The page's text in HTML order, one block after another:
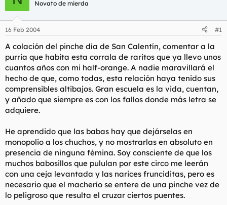
i
a
d
o
d
e
l
t
e
m
a
a
e
i
c
i
o
Novato de mierda
16 Feb 2004 #1
A colación del pinche día de San Calentín, comentar a la
purria que habita esta corrala de raritos que ya llevo unos
cuantos años con mi half-orange. A nadie maravillará el
hecho de que, como todas, esta relación haya tenido sus
comprensibles altibajos. Gran escuela es la vida, cuentan,
y añado que siempre es con los fallos donde más letra se
adquiere.
He aprendido que las babas hay que dejárselas en
monopolio a los chuchos, y no mostrarlas en absoluto en
presencia de ninguna fémina. Soy consciente de que los
muchos babosillos que pululan por este circo me leerán
con una ceja levantada y las narices frunciditas, pero es
necesario que el macherío se entere de una pinche vez de
lo peligroso que resulta el cruzar ciertos puentes.